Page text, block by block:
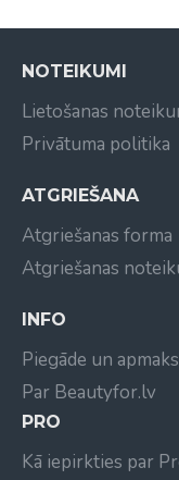
NOTEIKUMI
Lietošanas
Privātuma politika
ATGRIEŠANA
Atgriešanas forma
Atgriešanas
INFO
Piegāde un
Par Beautyfor.lv
PRO
Kā iepirkties par